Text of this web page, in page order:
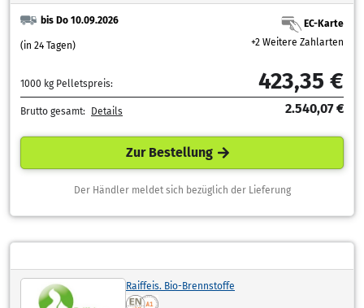
bis Do 10.09.2026
(in 24 Tagen)
EC-Karte
+2 Weitere Zahlarten
1000 kg Pelletspreis: 423,35 €
Brutto gesamt: Details 2.540,07 €
Zur Bestellung
Der Händler meldet sich bezüglich der Lieferung
Raiffeis. Bio-Brennstoffe